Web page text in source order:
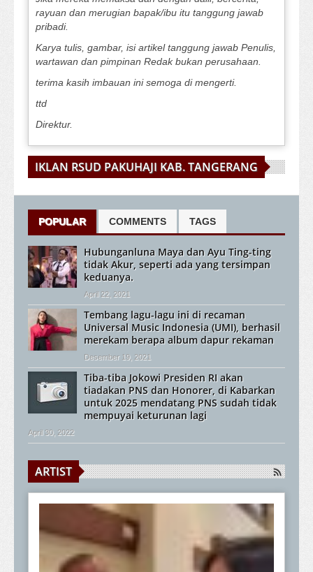
rayuan dan merugian bapak/ibu itu tanggung jawab
pribadi.
Karya tulis, gambar, isi artikel tanggung jawab Penulis,
wartawan dan pimpinan Redak bukan perusahaan.
terima kasih imbauan ini semoga di mengerti.
ttd
Direktur.
IKLAN RSUD PAKUHAJI KAB. TANGERANG
POPULAR COMMENTS TAGS
Hubunganluna Maya dan Ayu Ting-ting
tidak Akur, seperti ada yang tersimpan
keduanya.
April 22, 2021
Tembang lagu-lagu ini di recaman
Universal Music Indonesia (UMI), berhasil
merekam berapa album dapur rekaman
Desember 19, 2021
Tiba-tiba Jokowi Presiden RI akan
tiadakan PNS dan Honorer, di Kabarkan
untuk 2025 mendatang PNS sudah tidak
mempuyai keturunan lagi
April 30, 2022
ARTIST